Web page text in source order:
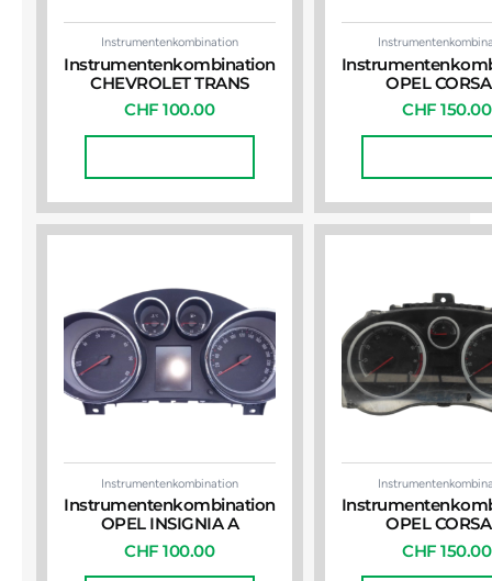
Instrumentenkombination
Instrumentenkombination
CHEVROLET TRANS
CHF 100.00
OPEL
CHF 150.00
Instrumentenkombination
Instrumentenkombination
OPEL INSIGNIA A
CHF 100.00
OPEL
CHF 150.00